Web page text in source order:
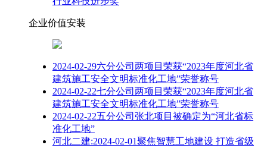
企业价值安装
2024-02-29六分公司两项目荣获“2023年度河北省
建筑施工安全文明标准化工地”荣誉称号
2024-02-22七分公司两项目荣获“2023年度河北省
建筑施工安全文明标准化工地”荣誉称号
2024-02-22五分公司张北项目被确定为“河北省标
准化工地”
河北二建:2024-02-01聚焦智慧工地建设 打造省级